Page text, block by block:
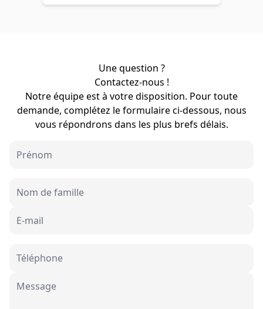
Une question ?
Contactez-nous !
Notre équipe est à votre disposition. Pour toute
demande, complétez le formulaire ci-dessous, nous
vous répondrons dans les plus brefs délais.